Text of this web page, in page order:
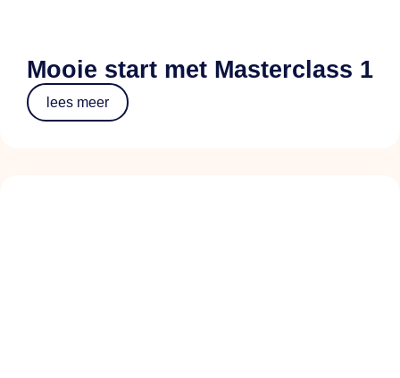
Mooie start met Masterclass 1
lees meer